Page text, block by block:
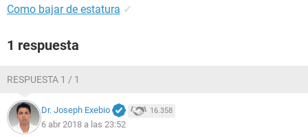
Como bajar de estatura ✓
1 respuesta
RESPUESTA 1 / 1
Dr. Joseph Exebio 16.358
6 abr 2018 a las 23:52